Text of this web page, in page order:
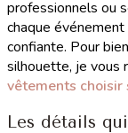
professionnels ou
chaque
confiante. Pour
silhouette, je vous
vêtements
Les détails